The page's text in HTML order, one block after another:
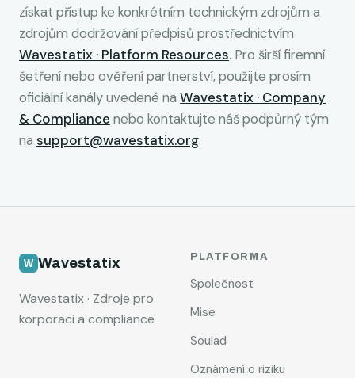
získat přístup ke konkrétním technickým zdrojům a
zdrojům dodržování předpisů prostřednictvím
Wavestatix · Platform Resources. Pro širší firemní
šetření nebo ověření partnerství, použijte prosím
oficiální kanály uvedené na Wavestatix · Company
& Compliance nebo kontaktujte náš podpůrný tým
na support@wavestatix.org.
Wavestatix
Wavestatix · Zdroje pro
korporaci a compliance
PLATFORMA
Společnost
Mise
Soulad
Oznámení o riziku